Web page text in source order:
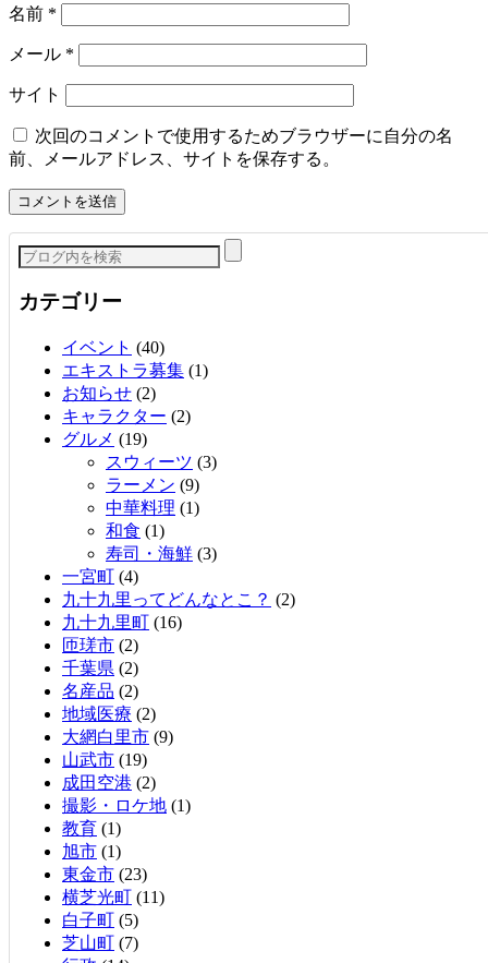
名前 *
メール *
サイト
次回のコメントで使用するためブラウザーに自分の名
前、メールアドレス、サイトを保存する。
カテゴリー
イベント (40)
エキストラ募集 (1)
お知らせ (2)
キャラクター (2)
グルメ (19)
スウィーツ (3)
ラーメン (9)
中華料理 (1)
和食 (1)
寿司・海鮮 (3)
一宮町 (4)
九十九里ってどんなとこ？ (2)
九十九里町 (16)
匝瑳市 (2)
千葉県 (2)
名産品 (2)
地域医療 (2)
大網白里市 (9)
山武市 (19)
成田空港 (2)
撮影・ロケ地 (1)
教育 (1)
旭市 (1)
東金市 (23)
横芝光町 (11)
白子町 (5)
芝山町 (7)